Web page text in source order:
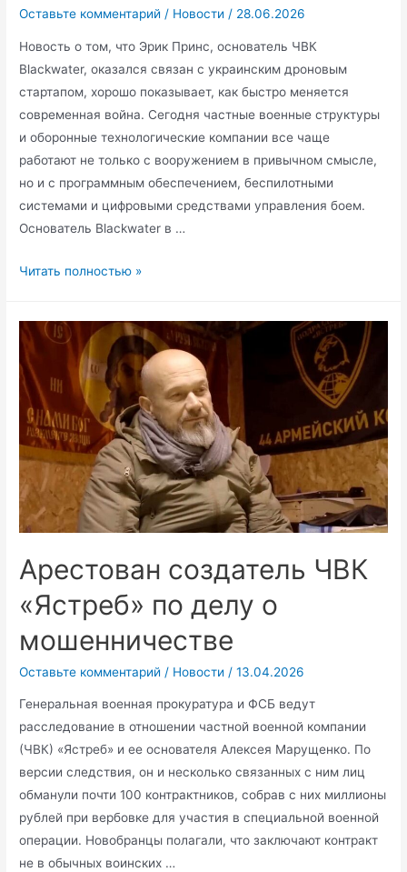
Оставьте комментарий / Новости / 28.06.2026
Новость о том, что Эрик Принс, основатель ЧВК
Blackwater, оказался связан с украинским дроновым
стартапом, хорошо показывает, как быстро меняется
современная война. Сегодня частные военные структуры
и оборонные технологические компании все чаще
работают не только с вооружением в привычном смысле,
но и с программным обеспечением, беспилотными
системами и цифровыми средствами управления боем.
Основатель Blackwater в …
ЧВК
Эрик
Принс
работает
над
ПО
для
дронов
в
Украине
Читать полностью »
Арестован создатель ЧВК
«Ястреб» по делу о
мошенничестве
Оставьте комментарий / Новости /13.04.2026
Генеральная военная прокуратура и ФСБ ведут
расследование в отношении частной военной компании
(ЧВК) «Ястреб» и ее основателя Алексея Марущенко. По
версии следствия, он и несколько связанных с ним лиц
обманули почти 100 контрактников, собрав с них миллионы
рублей при вербовке для участия в специальной военной
операции. Новобранцы полагали, что заключают контракт
не в обычных воинских …